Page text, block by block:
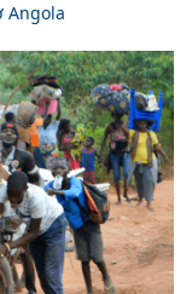
Angola